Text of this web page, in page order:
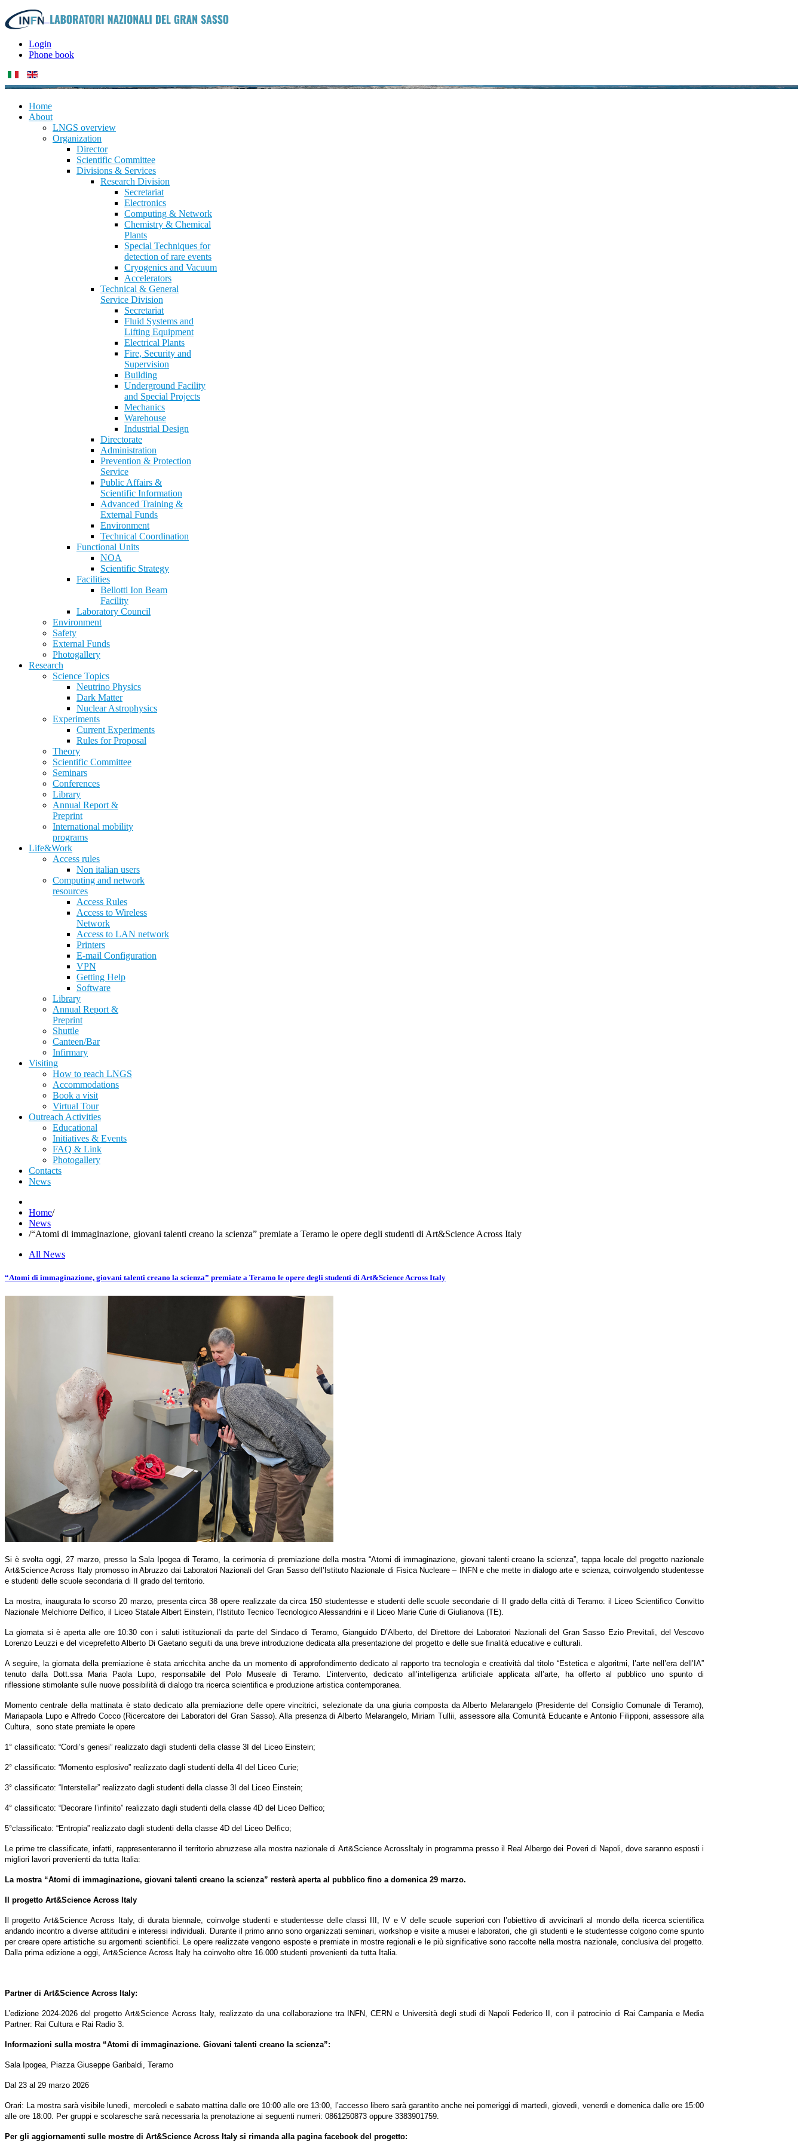
Login
Phone book
Home
About
LNGS overview
Organization
Director
Scientific Committee
Divisions & Services
Research Division
Secretariat
Electronics
Computing & Network
Chemistry & Chemical
Plants
Special Techniques for
detection of rare events
Cryogenics and Vacuum
Accelerators
Technical & General
Service Division
Secretariat
Fluid Systems and
Lifting Equipment
Electrical Plants
Fire, Security and
Supervision
Building
Underground Facility
and Special Projects
Mechanics
Warehouse
Industrial Design
Directorate
Administration
Prevention & Protection
Service
Public Affairs &
Scientific Information
Advanced Training &
External Funds
Environment
Technical Coordination
Functional Units
NOA
Scientific Strategy
Facilities
Bellotti Ion Beam
Facility
Laboratory Council
Environment
Safety
External Funds
Photogallery
Research
Science Topics
Neutrino Physics
Dark Matter
Nuclear Astrophysics
Experiments
Current Experiments
Rules for Proposal
Theory
Scientific Committee
Seminars
Conferences
Library
Annual Report &
Preprint
International mobility
programs
Life&Work
Access rules
Non italian users
Computing and network
resources
Access Rules
Access to Wireless
Network
Access to LAN network
Printers
E-mail Configuration
VPN
Getting Help
Software
Library
Annual Report &
Preprint
Shuttle
Canteen/Bar
Infirmary
Visiting
How to reach LNGS
Accommodations
Book a visit
Virtual Tour
Outreach Activities
Educational
Initiatives & Events
FAQ & Link
Photogallery
Contacts
News
Home/
News
/“Atomi di immaginazione, giovani talenti creano la scienza” premiate a Teramo le opere degli studenti di Art&Science Across Italy
All News
“Atomi di immaginazione, giovani talenti creano la scienza” premiate a Teramo le opere degli studenti di Art&Science Across Italy
Si è svolta oggi, 27 marzo, presso la Sala Ipogea di Teramo, la cerimonia di premiazione della mostra “Atomi di immaginazione, giovani talenti creano la scienza”, tappa locale del progetto nazionale
Art&Science Across Italy promosso in Abruzzo dai Laboratori Nazionali del Gran Sasso dell’Istituto Nazionale di Fisica Nucleare – INFN e che mette in dialogo arte e scienza, coinvolgendo studentesse
e studenti delle scuole secondaria di II grado del territorio.
La mostra, inaugurata lo scorso 20 marzo, presenta circa 38 opere realizzate da circa 150 studentesse e studenti delle scuole secondarie di II grado della città di Teramo: il Liceo Scientifico Convitto
Nazionale Melchiorre Delfico, il Liceo Statale Albert Einstein, l’Istituto Tecnico Tecnologico Alessandrini e il Liceo Marie Curie di Giulianova (TE).
La giornata si è aperta alle ore 10:30 con i saluti istituzionali da parte del Sindaco di Teramo, Gianguido D’Alberto, del Direttore dei Laboratori Nazionali del Gran Sasso Ezio Previtali, del Vescovo
Lorenzo Leuzzi e del viceprefetto Alberto Di Gaetano seguiti da una breve introduzione dedicata alla presentazione del progetto e delle sue finalità educative e culturali.
A seguire, la giornata della premiazione è stata arricchita anche da un momento di approfondimento dedicato al rapporto tra tecnologia e creatività dal titolo “Estetica e algoritmi, l’arte nell’era dell’IA”
tenuto dalla Dott.ssa Maria Paola Lupo, responsabile del Polo Museale di Teramo. L’intervento, dedicato all’intelligenza artificiale applicata all’arte, ha offerto al pubblico uno spunto di
riflessione stimolante sulle nuove possibilità di dialogo tra ricerca scientifica e produzione artistica contemporanea.
Momento centrale della mattinata è stato dedicato alla premiazione delle opere vincitrici, selezionate da una giuria composta da Alberto Melarangelo (Presidente del Consiglio Comunale di Teramo),
Mariapaola Lupo e Alfredo Cocco (Ricercatore dei Laboratori del Gran Sasso). Alla presenza di Alberto Melarangelo, Miriam Tullii, assessore alla Comunità Educante e Antonio Filipponi, assessore alla
Cultura, sono state premiate le opere
1° classificato: “Cordi’s genesi” realizzato dagli studenti della classe 3I del Liceo Einstein;
2° classificato: “Momento esplosivo” realizzato dagli studenti della 4I del Liceo Curie;
3° classificato: “Interstellar” realizzato dagli studenti della classe 3I del Liceo Einstein;
4° classificato: “Decorare l’infinito” realizzato dagli studenti della classe 4D del Liceo Delfico;
5°classificato: “Entropia” realizzato dagli studenti della classe 4D del Liceo Delfico;
Le prime tre classificate, infatti, rappresenteranno il territorio abruzzese alla mostra nazionale di Art&Science AcrossItaly in programma presso il Real Albergo dei Poveri di Napoli, dove saranno esposti i
migliori lavori provenienti da tutta Italia:
La mostra “Atomi di immaginazione, giovani talenti creano la scienza” resterà aperta al pubblico fino a domenica 29 marzo.
Il progetto Art&Science Across Italy
Il progetto Art&Science Across Italy, di durata biennale, coinvolge studenti e studentesse delle classi III, IV e V delle scuole superiori con l’obiettivo di avvicinarli al mondo della ricerca scientifica
andando incontro a diverse attitudini e interessi individuali. Durante il primo anno sono organizzati seminari, workshop e visite a musei e laboratori, che gli studenti e le studentesse colgono come spunto
per creare opere artistiche su argomenti scientifici. Le opere realizzate vengono esposte e premiate in mostre regionali e le più significative sono raccolte nella mostra nazionale, conclusiva del progetto.
Dalla prima edizione a oggi, Art&Science Across Italy ha coinvolto oltre 16.000 studenti provenienti da tutta Italia.
Partner di Art&Science Across Italy:
L’edizione 2024-2026 del progetto Art&Science Across Italy, realizzato da una collaborazione tra INFN, CERN e Università degli studi di Napoli Federico II, con il patrocinio di Rai Campania e Media
Partner: Rai Cultura e Rai Radio 3.
Informazioni sulla mostra “Atomi di immaginazione. Giovani talenti creano la scienza”:
Sala Ipogea, Piazza Giuseppe Garibaldi, Teramo
Dal 23 al 29 marzo 2026
Orari: La mostra sarà visibile lunedì, mercoledì e sabato mattina dalle ore 10:00 alle ore 13:00, l’accesso libero sarà garantito anche nei pomeriggi di martedì, giovedì, venerdì e domenica dalle ore 15:00
alle ore 18:00. Per gruppi e scolaresche sarà necessaria la prenotazione ai seguenti numeri: 0861250873 oppure 3383901759.
Per gli aggiornamenti sulle mostre di Art&Science Across Italy si rimanda alla pagina facebook del progetto: